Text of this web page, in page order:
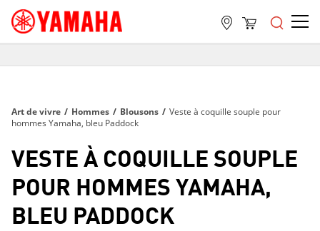
SUR TOUTES LES COMMANDES DE PLUS DE 99 $
SUR TOUTES LES COMMANDES DE PLUS DE 99 $
Art de vivre / Hommes / Blousons / Veste à coquille souple pour
hommes Yamaha, bleu Paddock
VESTE À COQUILLE SOUPLE
POUR HOMMES YAMAHA,
BLEU PADDOCK